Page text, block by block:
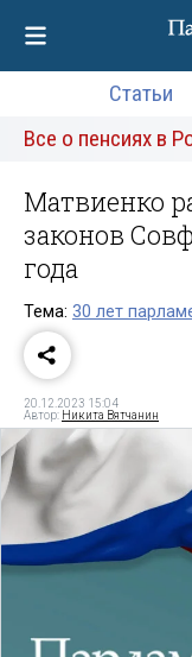
Статьи
Все о пенсиях в
Матвиенко
законов
года
Тема: 30 лет
20.12.2023 15:04
Автор: Никита Вятчанин